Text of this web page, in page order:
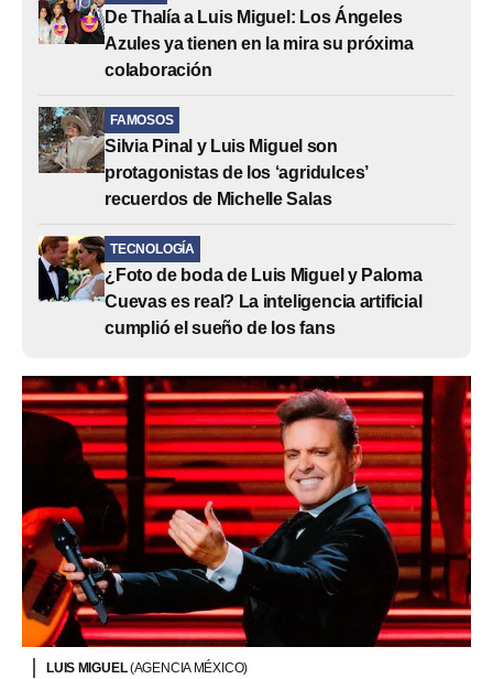
De Thalía a Luis Miguel: Los Ángeles
Azules ya tienen en la mira su próxima
colaboración
FAMOSOS
Silvia Pinal y Luis Miguel son
protagonistas de los ‘agridulces’
recuerdos de Michelle Salas
TECNOLOGÍA
¿Foto de boda de Luis Miguel y Paloma
Cuevas es real? La inteligencia artificial
cumplió el sueño de los fans
LUIS MIGUEL(AGENCIA MÉXICO)